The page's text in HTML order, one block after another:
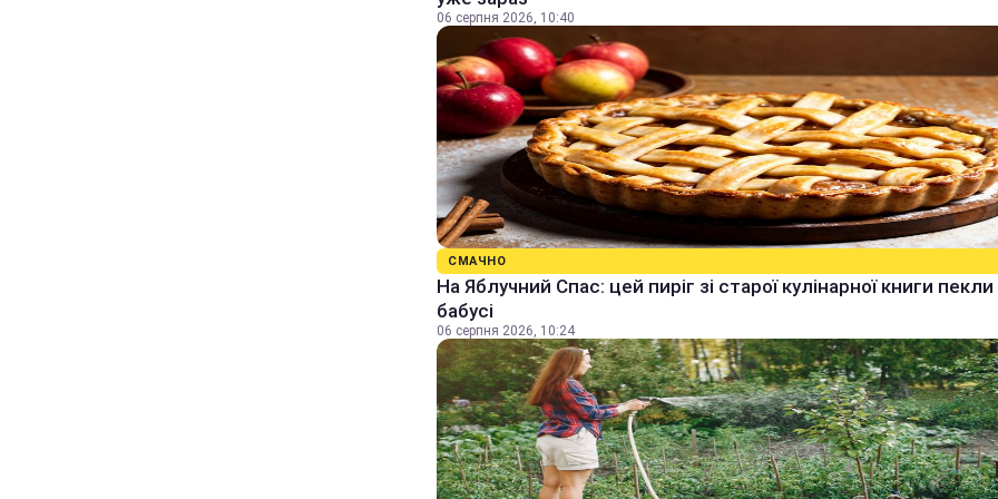
06 серпня 2026, 10:40
СМАЧНО
На Яблучний Спас: цей пиріг зі старої кулінарної книги
бабусі
06 серпня 2026, 10:24